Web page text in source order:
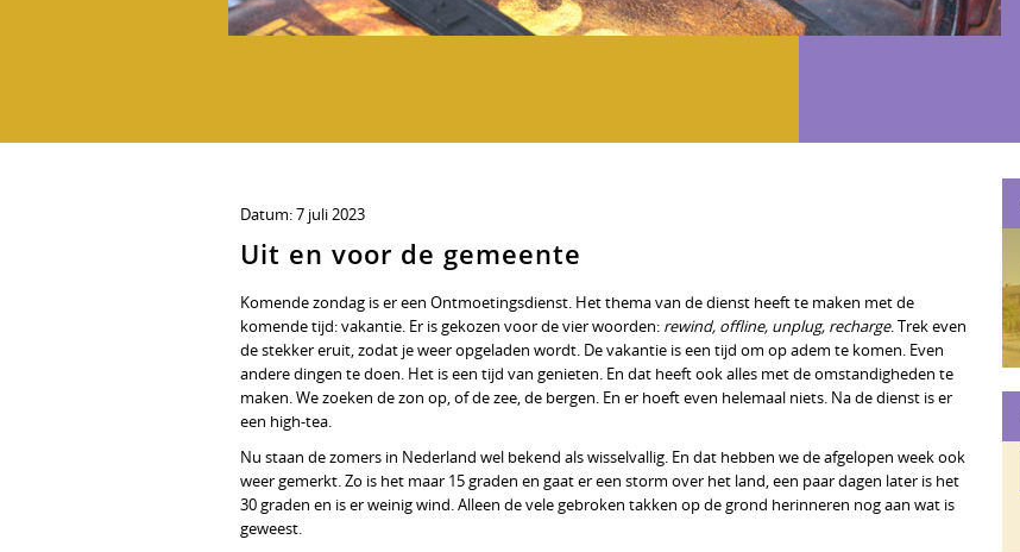
Datum:7 juli 2023
Uit en voor de gemeente
Komende zondag is er een Ontmoetingsdienst. Het thema van de dienst heeft te maken met de
komende tijd: vakantie. Er is gekozen voor de vier woorden: rewind, offline, unplug, recharge. Trek even
de stekker eruit, zodat je weer opgeladen wordt. De vakantie is een tijd om op adem te komen. Even
andere dingen te doen. Het is een tijd van genieten. En dat heeft ook alles met de omstandigheden te
maken. We zoeken de zon op, of de zee, de bergen. En er hoeft even helemaal niets. Na de dienst is er
een high-tea.
Nu staan de zomers in Nederland wel bekend als wisselvallig. En dat hebben we de afgelopen week ook
weer gemerkt. Zo is het maar 15 graden en gaat er een storm over het land, een paar dagen later is het
30 graden en is er weinig wind. Alleen de vele gebroken takken op de grond herinneren nog aan wat is
geweest.